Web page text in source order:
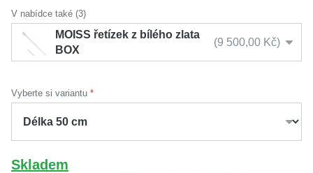
V nabídce také (3)
MOISS řetízek z bílého zlata
BOX
9 500,00 Kč
Vyberte si variantu
Skladem